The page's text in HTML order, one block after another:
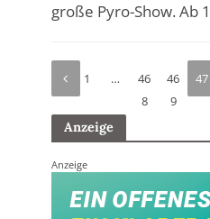
große Pyro-Show. Ab
1 …
46
8
46
9
47
0
Anzeige
Anzeige